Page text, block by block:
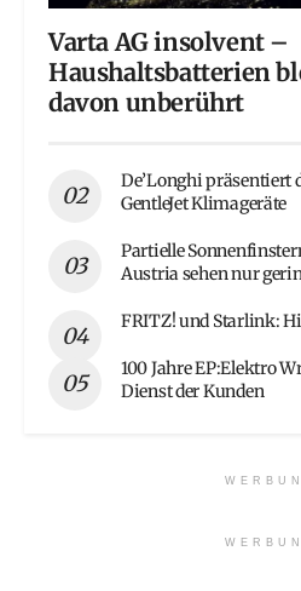
Varta AG insolvent –
Haushaltsbatterien
davon unberührt
De’Longhi präsentiert
GentleJet Klimageräte
Partielle
Austria sehen nur
FRITZ! und Starlink:
100 Jahre EP:Elektro
Dienst der Kunden